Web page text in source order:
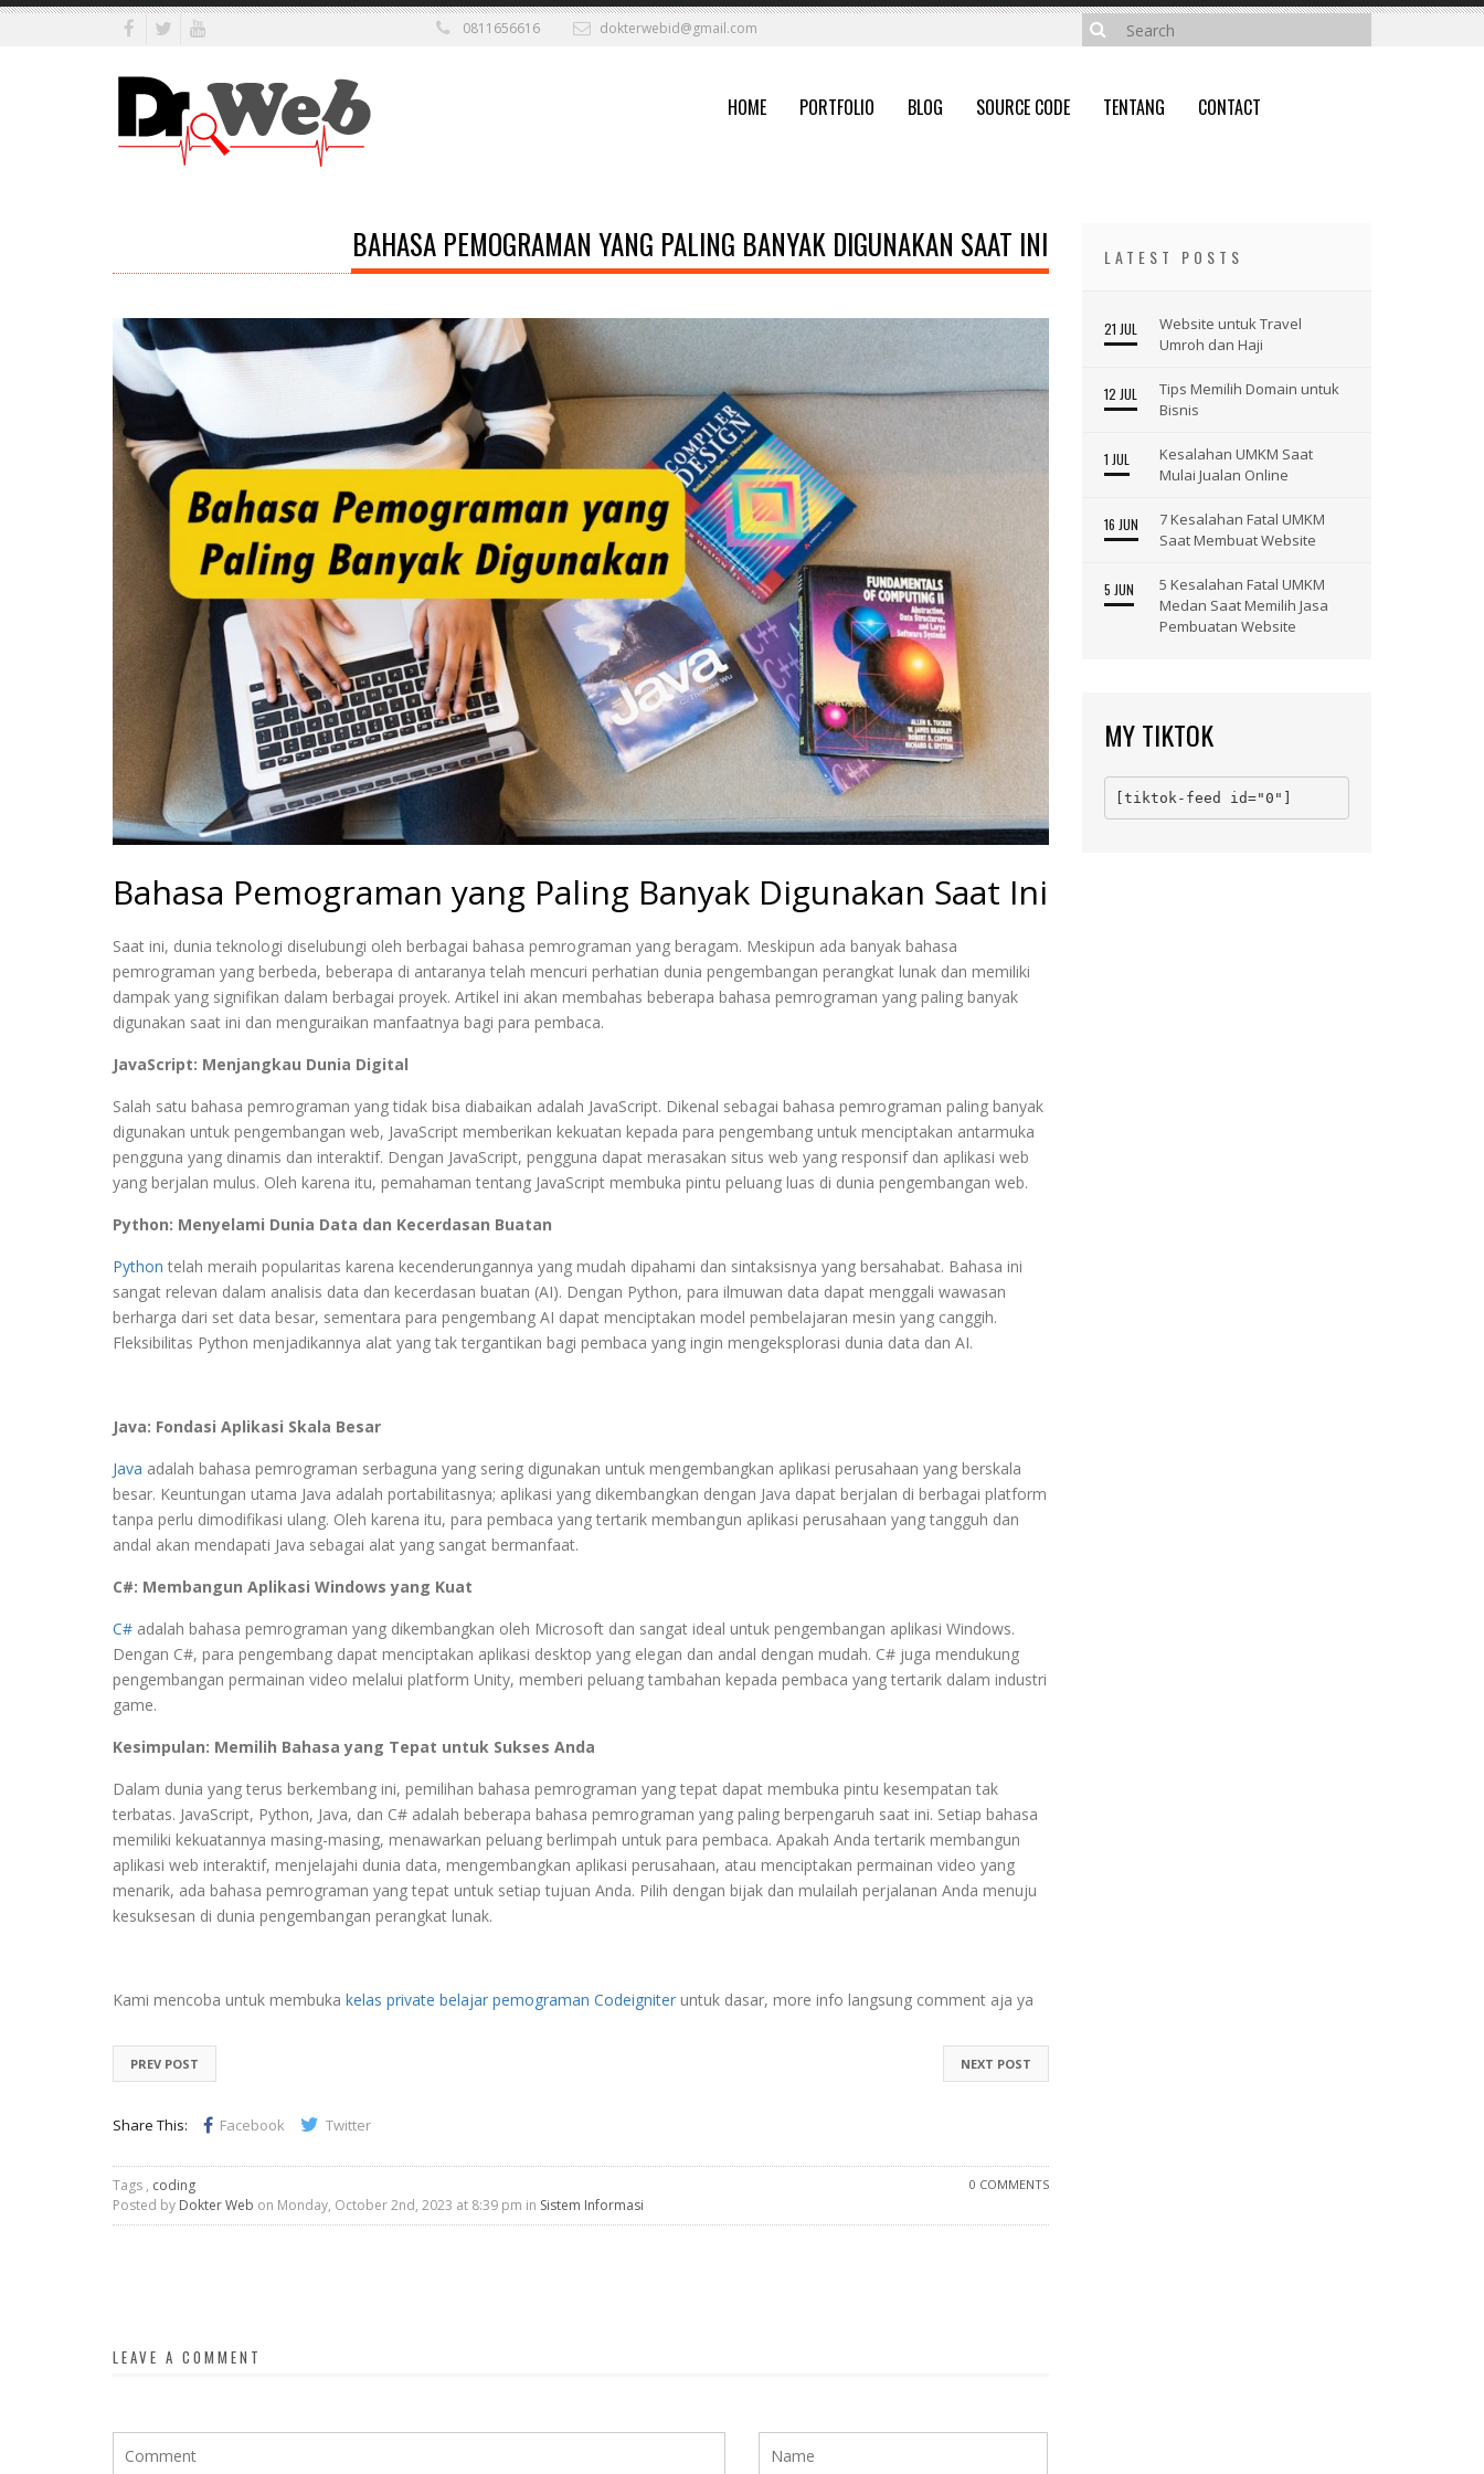
0811656616 dokterwebid@gmail.com
HOME PORTFOLIO BLOG SOURCE CODE TENTANG CONTACT
BAHASA PEMOGRAMAN YANG PALING BANYAK DIGUNAKAN SAAT INI
Bahasa Pemograman yang Paling Banyak Digunakan Saat Ini
Saat ini, dunia teknologi diselubungi oleh berbagai bahasa pemrograman yang beragam. Meskipun ada banyak bahasa
pemrograman yang berbeda, beberapa di antaranya telah mencuri perhatian dunia pengembangan perangkat lunak dan memiliki
dampak yang signifikan dalam berbagai proyek. Artikel ini akan membahas beberapa bahasa pemrograman yang paling banyak
digunakan saat ini dan menguraikan manfaatnya bagi para pembaca.
JavaScript: Menjangkau Dunia Digital
Salah satu bahasa pemrograman yang tidak bisa diabaikan adalah JavaScript. Dikenal sebagai bahasa pemrograman paling banyak
digunakan untuk pengembangan web, JavaScript memberikan kekuatan kepada para pengembang untuk menciptakan antarmuka
pengguna yang dinamis dan interaktif. Dengan JavaScript, pengguna dapat merasakan situs web yang responsif dan aplikasi web
yang berjalan mulus. Oleh karena itu, pemahaman tentang JavaScript membuka pintu peluang luas di dunia pengembangan web.
Python: Menyelami Dunia Data dan Kecerdasan Buatan
Python telah meraih popularitas karena kecenderungannya yang mudah dipahami dan sintaksisnya yang bersahabat. Bahasa ini
sangat relevan dalam analisis data dan kecerdasan buatan (AI). Dengan Python, para ilmuwan data dapat menggali wawasan
berharga dari set data besar, sementara para pengembang AI dapat menciptakan model pembelajaran mesin yang canggih.
Fleksibilitas Python menjadikannya alat yang tak tergantikan bagi pembaca yang ingin mengeksplorasi dunia data dan AI.
Java: Fondasi Aplikasi Skala Besar
Java adalah bahasa pemrograman serbaguna yang sering digunakan untuk mengembangkan aplikasi perusahaan yang berskala
besar. Keuntungan utama Java adalah portabilitasnya; aplikasi yang dikembangkan dengan Java dapat berjalan di berbagai platform
tanpa perlu dimodifikasi ulang. Oleh karena itu, para pembaca yang tertarik membangun aplikasi perusahaan yang tangguh dan
andal akan mendapati Java sebagai alat yang sangat bermanfaat.
C#: Membangun Aplikasi Windows yang Kuat
C# adalah bahasa pemrograman yang dikembangkan oleh Microsoft dan sangat ideal untuk pengembangan aplikasi Windows.
Dengan C#, para pengembang dapat menciptakan aplikasi desktop yang elegan dan andal dengan mudah. C# juga mendukung
pengembangan permainan video melalui platform Unity, memberi peluang tambahan kepada pembaca yang tertarik dalam industri
game.
Kesimpulan: Memilih Bahasa yang Tepat untuk Sukses Anda
Dalam dunia yang terus berkembang ini, pemilihan bahasa pemrograman yang tepat dapat membuka pintu kesempatan tak
terbatas. JavaScript, Python, Java, dan C# adalah beberapa bahasa pemrograman yang paling berpengaruh saat ini. Setiap bahasa
memiliki kekuatannya masing-masing, menawarkan peluang berlimpah untuk para pembaca. Apakah Anda tertarik membangun
aplikasi web interaktif, menjelajahi dunia data, mengembangkan aplikasi perusahaan, atau menciptakan permainan video yang
menarik, ada bahasa pemrograman yang tepat untuk setiap tujuan Anda. Pilih dengan bijak dan mulailah perjalanan Anda menuju
kesuksesan di dunia pengembangan perangkat lunak.
Kami mencoba untuk membuka kelas private belajar pemograman Codeigniter untuk dasar, more info langsung comment aja ya
NEXT POST
PREV POST
Share This: Facebook Twitter
0 COMMENTS
Tags , coding
Posted by Dokter Web on Monday, October 2nd, 2023 at 8:39 pm in Sistem Informasi
LEAVE A COMMENT
LATEST POSTS
21 JUL
Website untuk Travel
Umroh dan Haji
12 JUL
Tips Memilih Domain untuk
Bisnis
1 JUL
Kesalahan UMKM Saat
Mulai Jualan Online
16 JUN
7 Kesalahan Fatal UMKM
Saat Membuat Website
5 JUN
5 Kesalahan Fatal UMKM
Medan Saat Memilih Jasa
Pembuatan Website
MY TIKTOK
[tiktok-feed id="0"]